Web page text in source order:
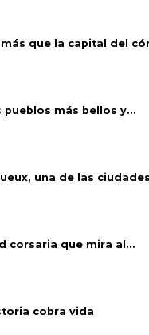
que la capital del
pueblos más bellos y...
una de las
corsaria que mira al...
cobra vida